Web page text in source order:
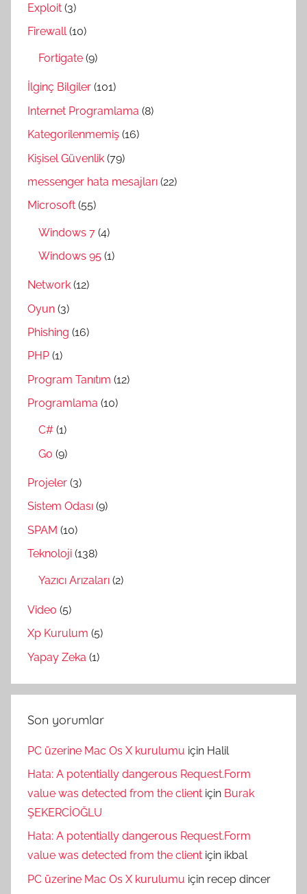
Exploit (3)
Firewall(10)
Fortigate (9)
İlginç Bilgiler (101)
Internet Programlama (8)
Kategorilenmemiş (16)
Kişisel Güvenlik (79)
messenger hata mesajları (22)
Microsoft (55)
Windows 7 (4)
Windows 95 (1)
Network (12)
Oyun (3)
Phishing (16)
PHP (1)
Program Tanıtım (12)
Programlama (10)
C# (1)
Go (9)
Projeler (3)
Sistem Odası (9)
SPAM (10)
Teknoloji (138)
Yazıcı Arızaları (2)
Video (5)
Xp Kurulum (5)
Yapay Zeka (1)
Son yorumlar
PC üzerine Mac Os X kurulumu için Halil
Hata: A potentially dangerous Request.Form
value was detected from the client için Burak
ŞEKERCİOĞLU
Hata: A potentially dangerous Request.Form
value was detected from the client için ikbal
PC üzerine Mac Os X kurulumu için recep dincer